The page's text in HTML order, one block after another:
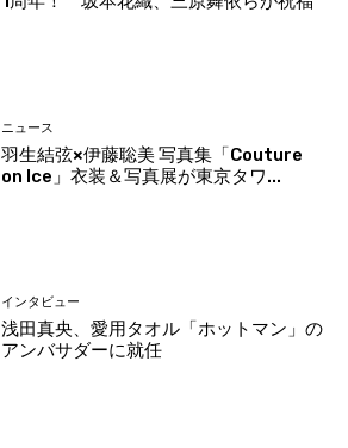
ニュース
羽生結弦×伊藤聡美 写真集「Couture
on Ice」衣装＆写真展が東京タワ...
インタビュー
浅田真央、愛用タオル「ホットマン」の
アンバサダーに就任